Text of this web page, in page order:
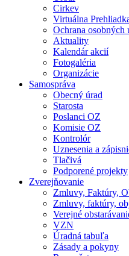
Cirkev
Virtuálna
Ochrana osobných
Aktuality
Kalendár akcií
Fotogaléria
Organizácie
Samospráva
Obecný úrad
Starosta
Poslanci OZ
Komisie OZ
Kontrolór
Uznesenia a
Tlačivá
Podporené projekty
Zverejňovanie
Zmluvy, Faktúry,
Zmluvy, faktúry,
Verejné
VZN
Úradná tabuľa
Zásady a pokyny